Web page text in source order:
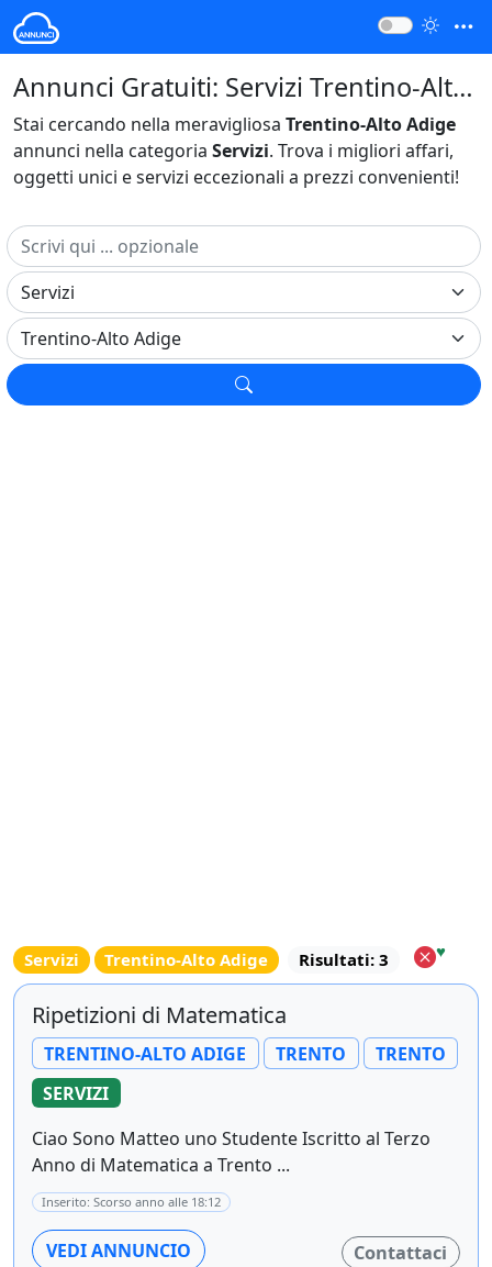
Annunci Gratuiti: Servizi Trentino-Alto Adige Italia
Stai cercando nella meravigliosa Trentino-Alto Adige
annunci nella categoria Servizi. Trova i migliori affari,
oggetti unici e servizi eccezionali a prezzi convenienti!
Servizi Trentino-Alto Adige Risultati: 3 ♥
Ripetizioni di Matematica
TRENTINO-ALTO ADIGE TRENTO
TRENTO
SERVIZI
Ciao Sono Matteo uno Studente Iscritto al Terzo
Anno di Matematica a Trento ...
Inserito: Scorso anno alle 18:12
VEDI ANNUNCIO Contattaci